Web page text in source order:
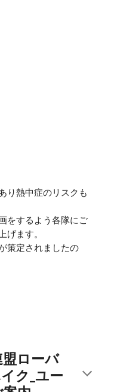
り熱中症のリスクも
をするよう各隊にご
げます。
策定されましたの
盟ローバ
ク_ユー